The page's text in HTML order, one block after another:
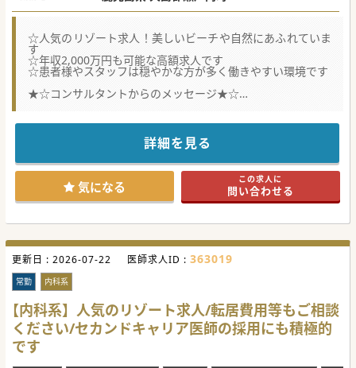
☆人気のリゾート求人！美しいビーチや自然にあふれていま
す
☆年収2,000万円も可能な高額求人です
☆患者様やスタッフは穏やかな方が多く働きやすい環境です
★☆コンサルタントからのメッセージ★☆
温暖な気候、豊かな自然が魅力のリゾート求人です。
先生にオススメの求人です。
遠方から転居される場合でも、費用のご相談は可能でござい
少しでもご興味がございましたら、お気軽にお問合せくださ
い。
#秋入職可
詳細を見る
気になる この求人に
問い合わせる
更新日 : 2026-07-22 医師求人ID : 363019
常勤 内科系
【内科系】人気のリゾート求人/転居費用等もご相談
ください/セカンドキャリア医師の採用にも積極的
です